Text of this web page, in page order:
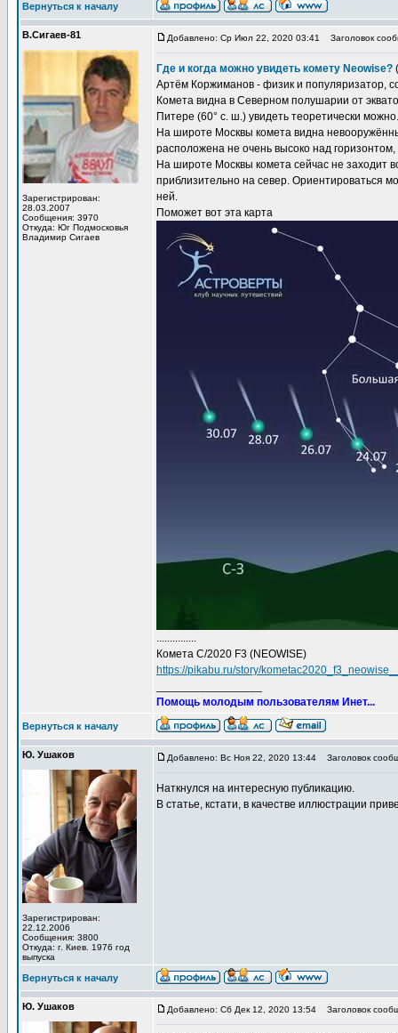
Вернуться к началу
В.Сигаев-81
Зарегистрирован:
28.03.2007
Сообщения: 3970
Откуда: Юг Подмосковья
Владимир Сигаев
Добавлено: Ср Июл 22, 2020 03:41 Заголовок
Где и когда можно увидеть комету Neowise?
Артём Коржиманов - физик и популяризатор,
Комета видна в Северном полушарии от
Питере (60° с. ш.) увидеть теоретически
На широте Москвы комета видна
расположена не очень высоко над
На широте Москвы комета сейчас не заходит
приблизительно на север. Ориентироваться
ней.
Поможет вот эта карта
...............
Комета C/2020 F3 (NEOWISE)
https://pikabu.ru/story/
Помощь молодым пользователям Инет...
Вернуться к началу
Ю. Ушаков
Зарегистрирован:
22.12.2006
Сообщения: 3800
Откуда: г. Киев. 1976 год
выпуска
Добавлено: Вс Ноя 22, 2020 13:44 Заголовок
Наткнулся на интересную публикацию.
В статье, кстати, в качестве иллюстрации
Вернуться к началу
Ю. Ушаков Добавлено: Сб Дек 12, 2020 13:54 Заголовок